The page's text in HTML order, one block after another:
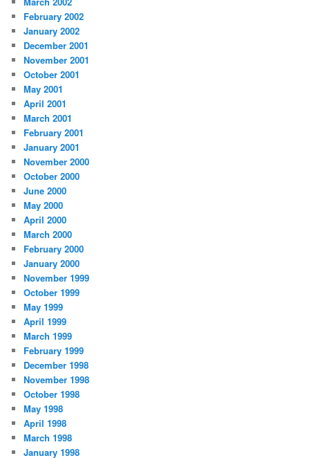
February 2002
January 2002
December 2001
November 2001
October 2001
May 2001
April 2001
March 2001
February 2001
January 2001
November 2000
October 2000
June 2000
May 2000
April 2000
March 2000
February 2000
January 2000
November 1999
October 1999
May 1999
April 1999
March 1999
February 1999
December 1998
November 1998
October 1998
May 1998
April 1998
March 1998
January 1998